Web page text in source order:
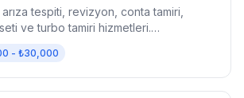
tespiti, revizyon, conta tamiri,
ve turbo tamiri hizmetleri.
- ₺30,000